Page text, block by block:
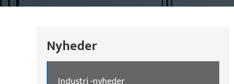
Nyheder